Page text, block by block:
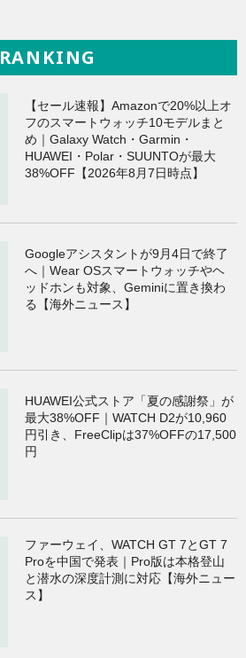
RANKING
【セール速報】Amazonで20%以上オ
フのスマートウォッチ10モデルまと
め｜Galaxy Watch・Garmin・
HUAWEI・Polar・SUUNTOが最大
38%OFF【2026年8月7日時点】
Googleアシスタントが9月4日で終了
へ｜Wear OSスマートウォッチやヘ
ッドホンも対象、Geminiに置き換わ
る【海外ニュース】
HUAWEI公式ストア「夏の感謝祭」が
最大38%OFF｜WATCH D2が10,960
円引き、FreeClipは37%OFFの17,500
円
ファーウェイ、WATCH GT 7とGT 7
Proを中国で発表｜Pro版は本格登山
と潜水の深度計測に対応【海外ニュー
ス】